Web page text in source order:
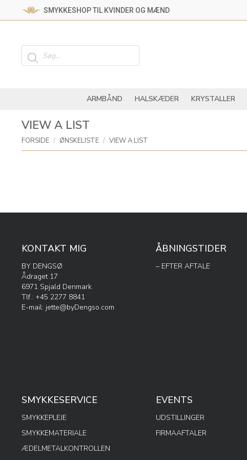
SMYKKESHOP TIL KVINDER OG MÆND
search
ARMBÅND HALSKÆDER KRYSTALLER
VIEW A LIST
You are here:
FORSIDE ØNSKELISTE VIEW A LIST
KONTAKT MIG
BY DENGSØ
Ådraget 17
6971 Spjald Denmark
Tlf.: +45 2277 8841
E-mail: jette@byDengso.com
ÅBNINGSTIDER
– EFTER AFTALE
SMYKKESERVICE
SMYKKEPLEJE
SMYKKEMATERIALE
ÆDELMETALKONTROLLEN
EVENTS
UDSTILLINGER
FIRMAAFTALER